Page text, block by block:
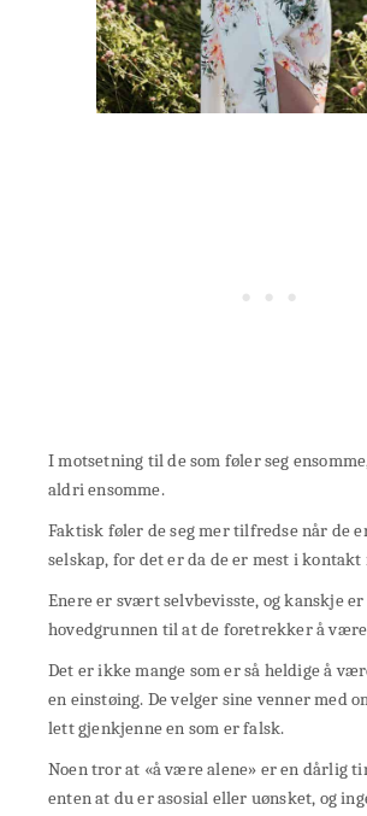
I motsetning til de som føler seg
aldri ensomme.
Faktisk føler de seg mer tilfredse når de
selskap, for det er da de er mest i kontakt
Enere er svært selvbevisste, og kanskje
hovedgrunnen til at de foretrekker å
Det er ikke mange som er så heldige å
en einstøing. De velger sine venner med
lett gjenkjenne en som er falsk.
Noen tror at «å være alene» er en dårlig
enten at du er asosial eller uønsket, og